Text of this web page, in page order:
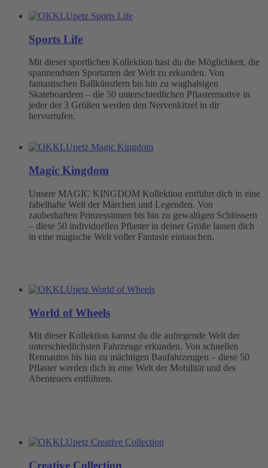
Sports Life
Mit dieser sportlichen Kollektion hast du die Möglichkeit, die
spannendsten Sportarten der Welt zu erkunden. Von
fantastischen Ballkünstlern bis hin zu waghalsigen
Skateboardern – die 50 unterschiedlichen Pflastermotive in
jeder der 3 Größen werden den Nervenkitzel in dir
hervorrufen.
Magic Kingdom
Unsere MAGIC KINGDOM Kollektion entführt dich in eine
fabelhafte Welt der Märchen und Legenden. Von
zauberhaften Prinzessinnen bis hin zu gewaltigen Schlössern
– diese 50 individuellen Pflaster in deiner Größe lassen dich
in eine magische Welt voller Fantasie eintauchen.
World of Wheels
Mit dieser Kollektion kannst du die aufregende Welt der
unterschiedlichsten Fahrzeuge erkunden. Von schnellen
Rennautos bis hin zu mächtigen Baufahrzeugen – diese 50
Pflaster werden dich in eine Welt der Mobilität und des
Abenteuers entführen.
Creative Collection